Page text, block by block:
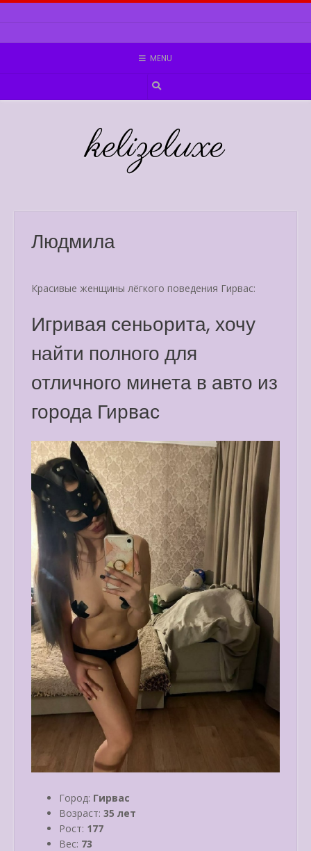
Skip
MENU
kelizeluxe
Людмила
Красивые женщины лёгкого поведения Гирвас:
Игривая сеньорита, хочу
найти полного для
отличного минета в авто из
города Гирвас
Город: Гирвас
Возраст: 35 лет
Рост: 177
Вес: 73